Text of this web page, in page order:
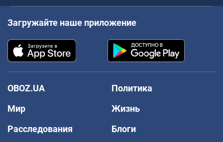
Загружайте наше приложение
OBOZ.UA
Политика
Мир
Жизнь
Расследования
Блоги